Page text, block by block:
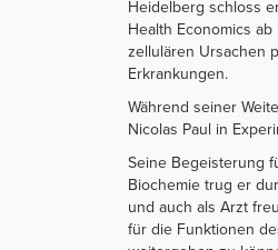
Heidelberg schloss
Health Economics
zellulären Ursachen
Erkrankungen.
Während seiner
Nicolas Paul in
Seine Begeisterung
Biochemie trug er
und auch als Arzt
für die Funktionen